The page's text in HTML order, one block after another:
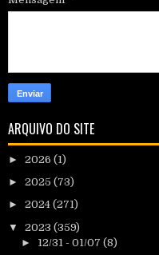
ARQUIVO DO SITE
► 2026 (1)
► 2025 (73)
► 2024 (271)
▼ 2023 (359)
► 12/31 - 01/07 (8)